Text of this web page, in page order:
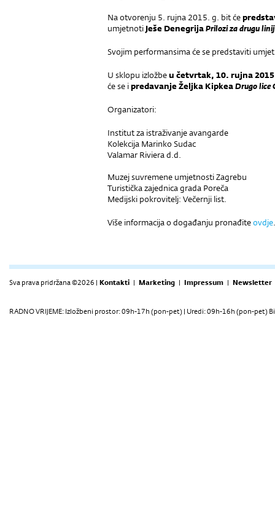
Na otvorenju 5. rujna 2015. g. bit će
umjetnotiJeše DenegrijaPrilozi za drugu
Svojim performansima će se predstaviti
U sklopu izložbeu četvrtak, 10. rujna
će se ipredavanje Željka KipkeaDrugo lice
Organizatori:
Institut za istraživanje avangarde
Kolekcija Marinko Sudac
Valamar Riviera d.d.
Muzej suvremene umjetnosti Zagrebu
Turistička zajednica grada Poreča
Medijski pokrovitelj: Večernji list.
Više informacija o događanju pronađiteovdje.
Sva prava pridržana ©2026 | Kontakti | Marketing | Impressum | Newsletter
RADNO VRIJEME: Izložbeni prostor: 09h-17h (pon-pet) | Uredi: 09h-16h (pon-pet)